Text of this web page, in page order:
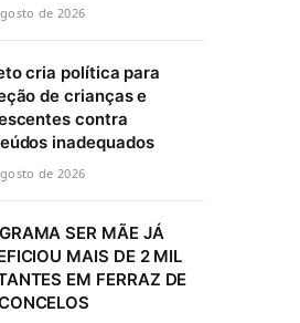
de 2026
cria política para
de crianças e
contra
inadequados
de 2026
SER MÃE JÁ
MAIS DE 2 MIL
EM FERRAZ DE